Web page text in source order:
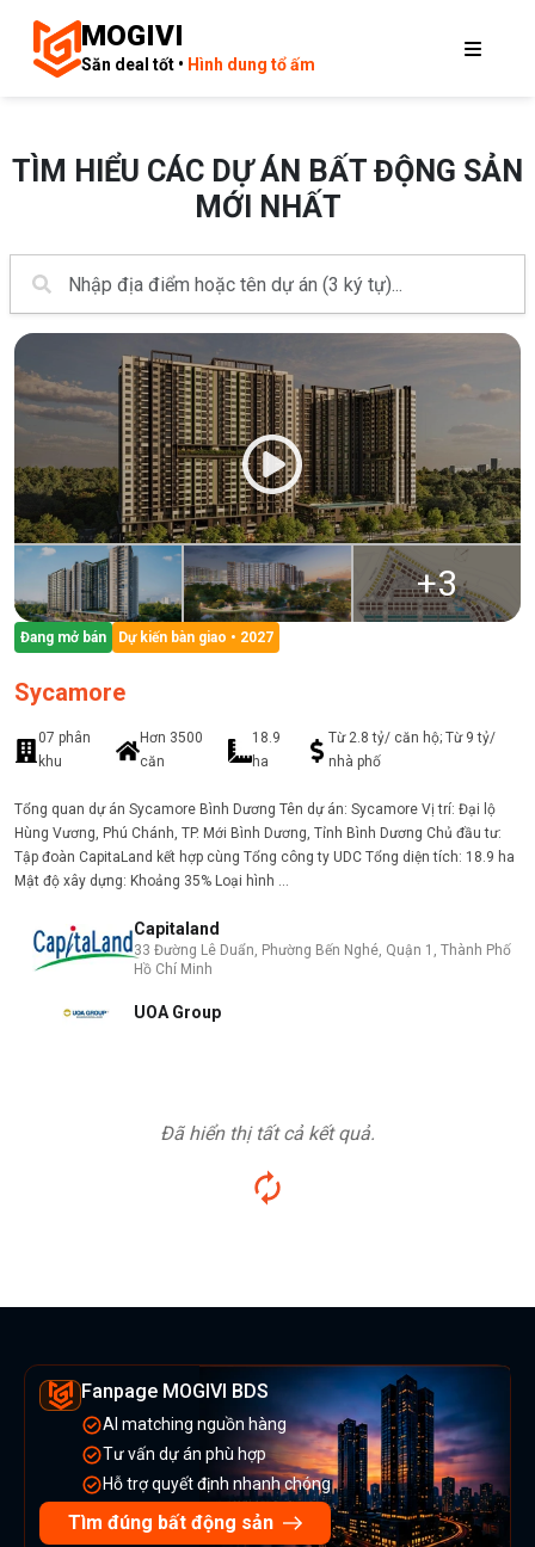
MOGIVI
Săn deal tốt • Hình dung tổ ấm
TÌM HIỂU CÁC DỰ ÁN BẤT ĐỘNG SẢN
MỚI NHẤT
+3
Đang mở bán Dự kiến bàn giao • 2027
Sycamore
07 phân
khu
Hơn 3500
căn
18.9
ha
Từ 2.8 tỷ/ căn hộ; Từ 9 tỷ/
nhà phố
Tổng quan dự án Sycamore Bình Dương Tên dự án: Sycamore Vị trí: Đại lộ
Hùng Vương, Phú Chánh, TP. Mới Bình Dương, Tỉnh Bình Dương Chủ đầu tư:
Tập đoàn CapitaLand kết hợp cùng Tổng công ty UDC Tổng diện tích: 18.9 ha
Mật độ xây dựng: Khoảng 35% Loại hình ...
Capitaland
33 Đường Lê Duẩn, Phường Bến Nghé, Quận 1, Thành Phố
Hồ Chí Minh
UOA Group
Đã hiển thị tất cả kết quả.
Fanpage MOGIVI BDS
AI matching nguồn hàng
Tư vấn dự án phù hợp
Hỗ trợ quyết định nhanh chóng
Tìm đúng bất động sản